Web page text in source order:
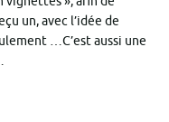
un, avec l’idée de
…C’est aussi une